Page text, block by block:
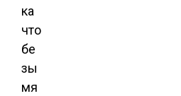
ка
что
бе
зы
мя